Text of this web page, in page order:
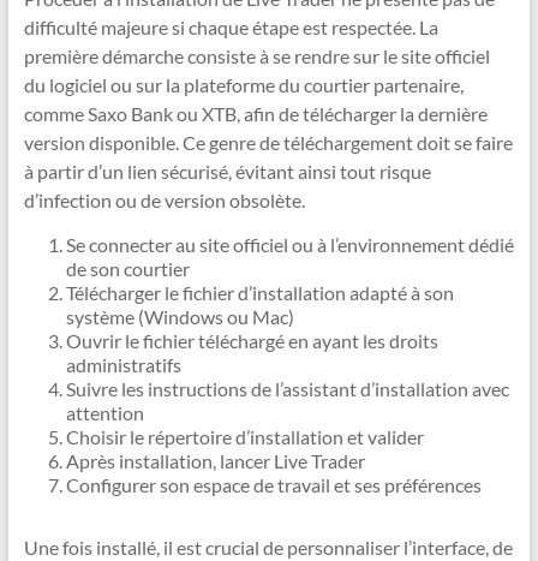
difficulté majeure si chaque étape est respectée. La
première démarche consiste à se rendre sur le site officiel
du logiciel ou sur la plateforme du courtier partenaire,
comme Saxo Bank ou XTB, afin de télécharger la dernière
version disponible. Ce genre de téléchargement doit se faire
à partir d’un lien sécurisé, évitant ainsi tout risque
d’infection ou de version obsolète.
Se connecter au site officiel ou à l’environnement dédié
de son courtier
Télécharger le fichier d’installation adapté à son
système (Windows ou Mac)
Ouvrir le fichier téléchargé en ayant les droits
administratifs
Suivre les instructions de l’assistant d’installation avec
attention
Choisir le répertoire d’installation et valider
Après installation, lancer Live Trader
Configurer son espace de travail et ses préférences
Une fois installé, il est crucial de personnaliser l’interface, de